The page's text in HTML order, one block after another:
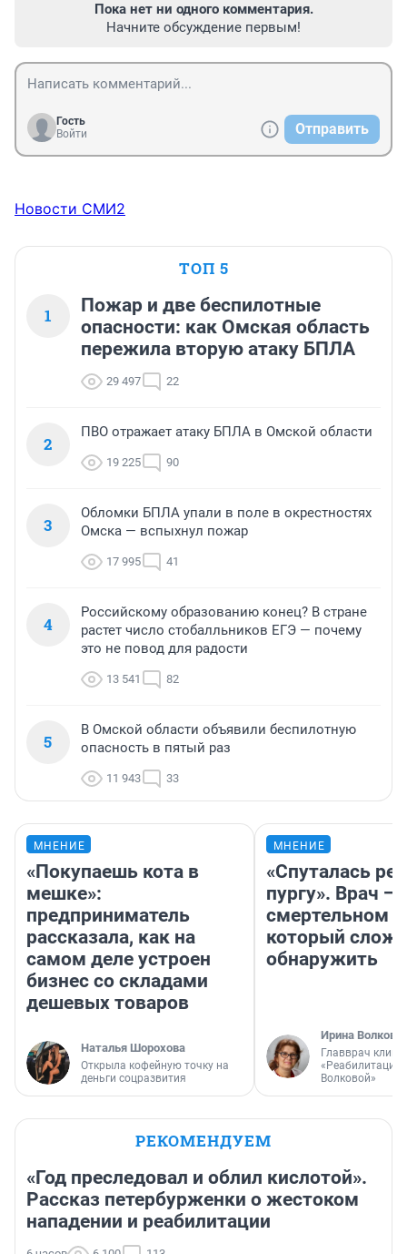
Пока нет ни одного комментария.
Начните обсуждение первым!
Гость
Войти
Отправить
Новости СМИ2
ТОП 5
1
Пожар и две беспилотные
опасности: как Омская область
пережила вторую атаку БПЛА
29 497 22
2
ПВО отражает атаку БПЛА в Омской области
19 225 90
3
Обломки БПЛА упали в поле в окрестностях
Омска — вспыхнул пожар
17 995 41
4
Российскому образованию конец? В стране
растет число стобалльников ЕГЭ — почему
это не повод для радости
13 541 82
5
В Омской области объявили беспилотную
опасность в пятый раз
11 943 33
МНЕНИЕ
«Покупаешь кота в
мешке»:
предприниматель
рассказала, как на
самом деле устроен
бизнес со складами
дешевых товаров
Наталья Шорохова
Открыла кофейную точку на
деньги соцразвития
МНЕНИЕ
«Спуталась
пургу». Врач —
смертельном
который
обнаружить
Ирина Волкова
Главврач
«Реабилитация
Волковой»
РЕКОМЕНДУЕМ
«Год преследовал и облил кислотой».
Рассказ петербурженки о жестоком
нападении и реабилитации